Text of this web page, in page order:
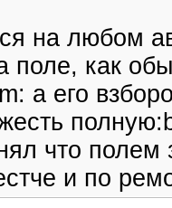
на любом
поле, как
а его
что
и по